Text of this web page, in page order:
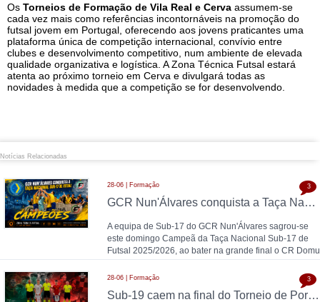
Os Torneios de Formação de Vila Real e Cerva assumem-se
cada vez mais como referências incontornáveis na promoção do
futsal jovem em Portugal, oferecendo aos jovens praticantes uma
plataforma única de competição internacional, convívio entre
clubes e desenvolvimento competitivo, num ambiente de elevada
qualidade organizativa e logística. A Zona Técnica Futsal estará
atenta ao próximo torneio em Cerva e divulgará todas as
novidades à medida que a competição se for desenvolvendo.
Notícias Relacionadas
28-06 | Formação
GCR Nun'Álvares conquista a Taça Nacional Sub-17 de Futsal nas grandes penalidades e sobe ao Nacional
A equipa de Sub-17 do GCR Nun'Álvares sagrou-se
este domingo Campeã da Taça Nacional Sub-17 de
Futsal 2025/2026, ao bater na grande final o CR Domu
3
28-06 | Formação
Sub-19 caem na final do Torneio de Poreč diante da Espanha (1-2)
3